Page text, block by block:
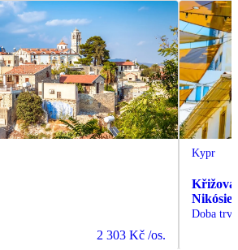
2 303 Kč /os.
Kypr
Nikósie
Doba